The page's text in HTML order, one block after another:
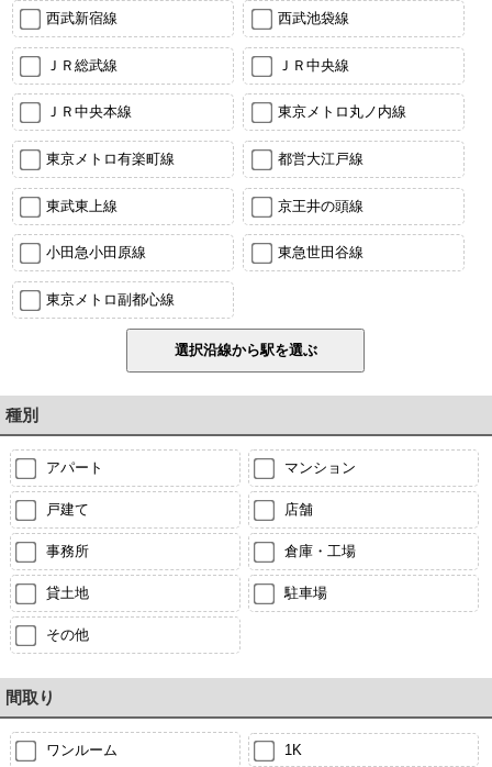
西武新宿線 西武池袋線
ＪＲ総武線 ＪＲ中央線
ＪＲ中央本線 東京メトロ丸ノ内線
東京メトロ有楽町線 都営大江戸線
東武東上線 京王井の頭線
小田急小田原線 東急世田谷線
東京メトロ副都心線
種別
アパート マンション
戸建て 店舗
事務所 倉庫・工場
貸土地 駐車場
その他
間取り
ワンルーム 1K